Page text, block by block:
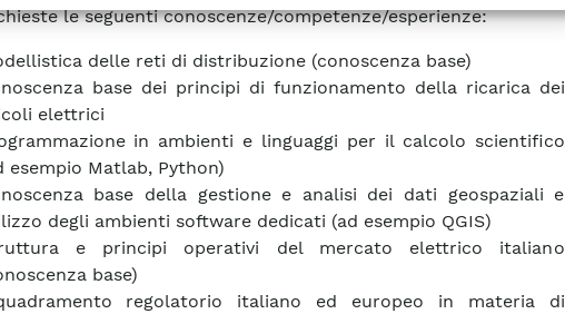
le seguenti conoscenze/competenze/esperienze:
delle reti di distribuzione (conoscenza base)
base dei principi di funzionamento della ricarica dei
elettrici
in ambienti e linguaggi per il calcolo scientifico
esempio Matlab, Python)
base della gestione e analisi dei dati geospaziali e
degli ambienti software dedicati (ad esempio QGIS)
e principi operativi del mercato elettrico italiano
base)
regolatorio italiano ed europeo in materia di